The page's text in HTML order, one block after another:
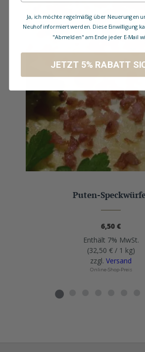
Puten-
6,50€
Enthält 7% MwSt.
(32,50 €/ 1 kg)
zzgl.Versand
Online-Shop-Preis
Ja, ich möchte regelmäßig über Neuerungen
Neuhof informiert werden. Diese Einwilligung
"Abmelden" am Ende jeder E-Mail
JETZT 5% RABATT